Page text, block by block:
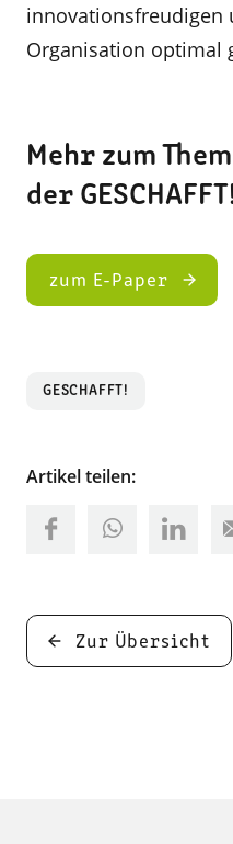
innovationsfreudigen
Organisation optimal
Mehr zum
der
zum E-Paper
GESCHAFFT!
Artikel teilen:
Zur Übersicht